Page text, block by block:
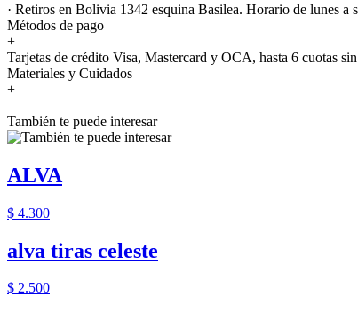
· Retiros en Bolivia 1342 esquina Basilea. Horario de lunes a
Métodos de pago
+
Tarjetas de crédito Visa, Mastercard y OCA, hasta 6 cuotas
Materiales y Cuidados
+
También te puede interesar
ALVA
$ 4.300
alva tiras celeste
$ 2.500